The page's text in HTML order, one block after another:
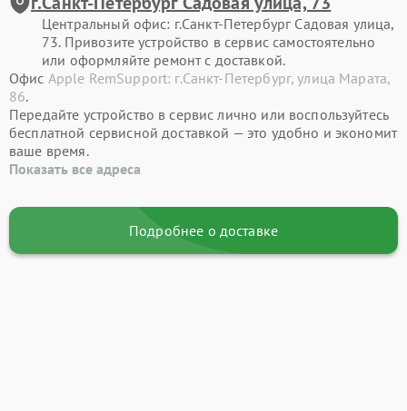
Центральный офис: г.Санкт-Петербург Садовая улица,
73. Привозите устройство в сервис самостоятельно
или оформляйте ремонт с доставкой.
Офис Apple RemSupport: г.Санкт-Петербург, улица Марата,
86.
Передайте устройство в сервис лично или воспользуйтесь
бесплатной сервисной доставкой — это удобно и экономит
ваше время.
Показать все адреса
Подробнее о доставке